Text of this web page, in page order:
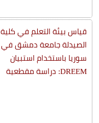
قياس بيئة التعلم في كلية
الصيدلة جامعة دمشق في
سوريا باستخدام استبيان
DREEM: دراسة مقطعية